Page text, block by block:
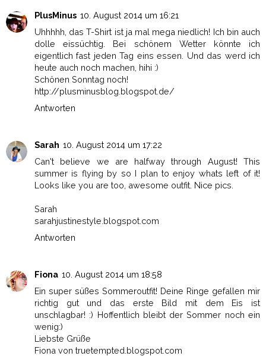
PlusMinus 10. August 2014 um 16:21
Uhhhhh, das T-Shirt ist ja mal mega niedlich! Ich bin auch
dolle eissüchtig. Bei schönem Wetter könnte ich
eigentlich fast jeden Tag eins essen. Und das werd ich
heute auch noch machen, hihi :)
Schönen Sonntag noch!
http://plusminusblog.blogspot.de/
Antworten
Sarah 10. August 2014 um 17:22
Can't believe we are halfway through August! This
summer is flying by so I plan to enjoy whats left of it!
Looks like you are too, awesome outfit. Nice pics.
Sarah
sarahjustinestyle.blogspot.com
Antworten
Fiona 10. August 2014 um 18:58
Ein super süßes Sommeroutfit! Deine Ringe gefallen mir
richtig gut und das erste Bild mit dem Eis ist
unschlagbar! :) Hoffentlich bleibt der Sommer noch ein
wenig:)
Liebste Grüße
Fiona von truetempted.blogspot.com